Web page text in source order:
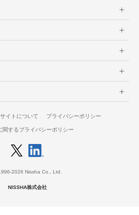
イトについて プライバシーポリシー
関するプライバシーポリシー
2026 Nissha Co., Ltd.
NISSHA株式会社